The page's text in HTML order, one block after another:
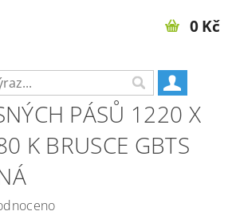
0 Kč
PÁSŮ 1220 X
K BRUSCE GBTS